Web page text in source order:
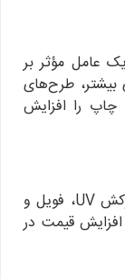
عامل مؤثر بر
طرح‌های
را افزایش
استفاده از پوشش‌های ویژه مانند لمینت، روکش UV، فویل و
قیمت در